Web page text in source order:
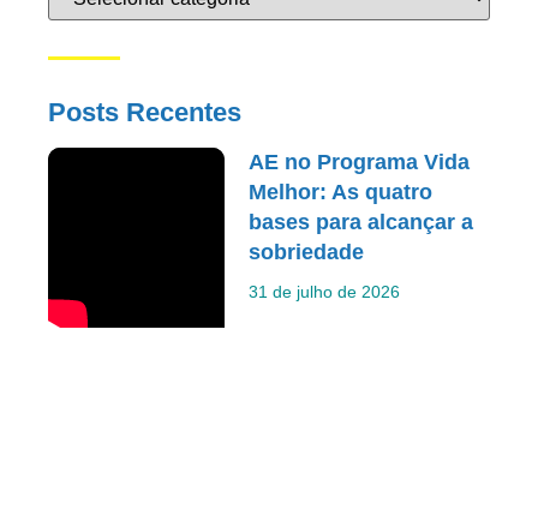
Posts Recentes
AE no Programa Vida
Melhor: As quatro
bases para alcançar a
sobriedade
31 de julho de 2026